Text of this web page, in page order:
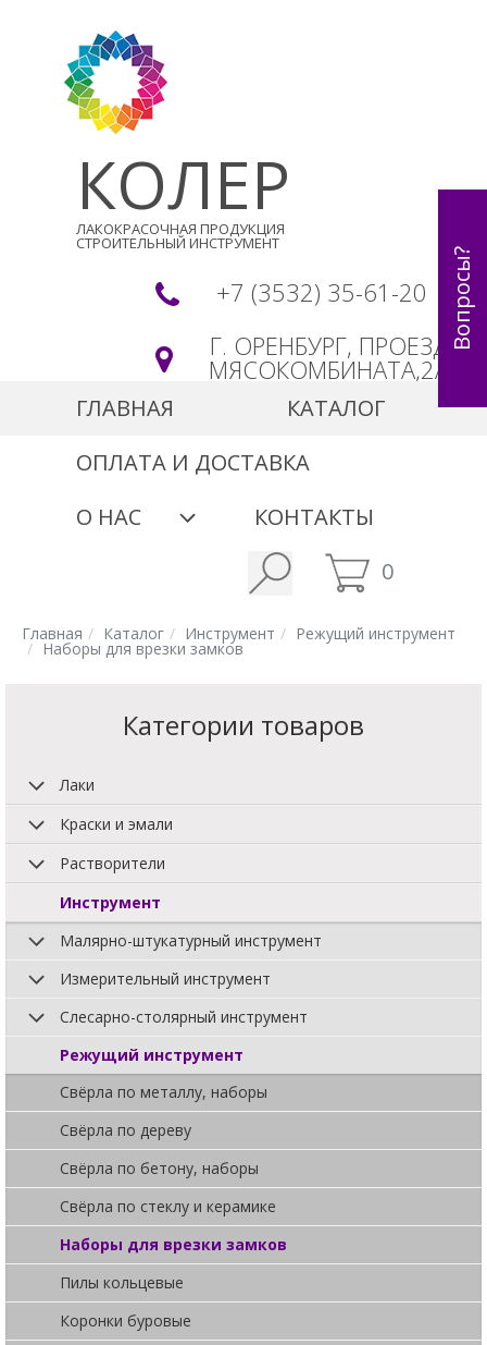
КОЛЕР
ЛАКОКРАСОЧНАЯ ПРОДУКЦИЯ
СТРОИТЕЛЬНЫЙ ИНСТРУМЕНТ
+7 (3532) 35-61-20
Г. ОРЕНБУРГ, ПРОЕЗД
МЯСОКОМБИНАТА,2А
ГЛАВНАЯ
КАТАЛОГ
ОПЛАТА И ДОСТАВКА
О НАС
КОНТАКТЫ
0
Главная Каталог Инструмент Режущий инструмент
Наборы для врезки замков
Категории товаров
Лаки
Краски и эмали
Растворители
Инструмент
Малярно-штукатурный инструмент
Измерительный инструмент
Слесарно-столярный инструмент
Режущий инструмент
Свёрла по металлу, наборы
Свёрла по дереву
Свёрла по бетону, наборы
Свёрла по стеклу и керамике
Наборы для врезки замков
Пилы кольцевые
Коронки буровые
Вопросы?